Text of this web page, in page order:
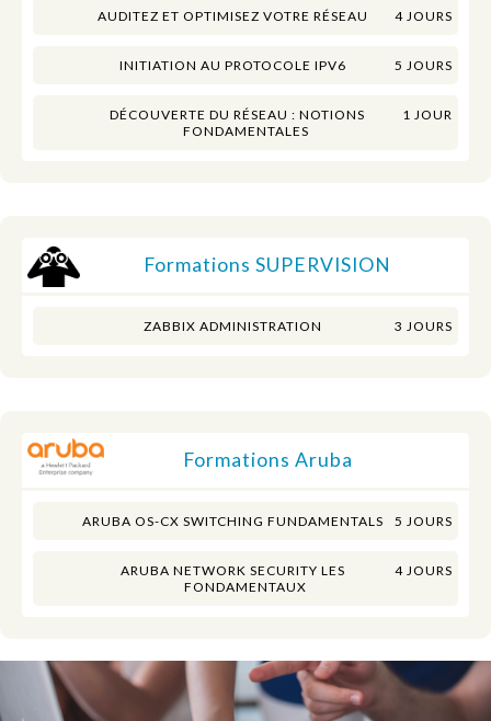
4 JOURS
AUDITEZ ET OPTIMISEZ VOTRE RÉSEAU
5 JOURS
INITIATION AU PROTOCOLE IPV6
1 JOUR
DÉCOUVERTE DU RÉSEAU : NOTIONS
FONDAMENTALES
Formations SUPERVISION
3 JOURS
ZABBIX ADMINISTRATION
Formations Aruba
5 JOURS
ARUBA OS-CX SWITCHING FUNDAMENTALS
4 JOURS
ARUBA NETWORK SECURITY LES
FONDAMENTAUX